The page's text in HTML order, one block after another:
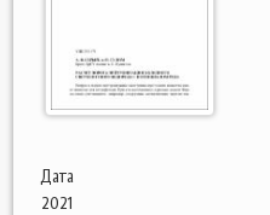
Дата
2021